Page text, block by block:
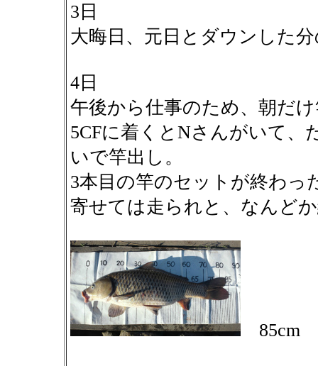
3日
大晦日、元日とダウンした
4日
午後から仕事のため、朝だ
5CFに着くとNさんがいて、
いで竿出し。
3本目の竿のセットが終わっ
寄せては走られと、なんど
85cm